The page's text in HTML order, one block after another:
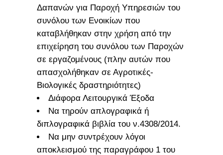
Δαπανών για Παροχή Υπηρεσιών του
συνόλου των Ενοικίων που
καταβλήθηκαν στην χρήση από την
επιχείρηση του συνόλου των Παροχών
σε εργαζομένους (πλην αυτών που
απασχολήθηκαν σε Αγροτικές-
Βιολογικές δραστηριότητες)
Διάφορα Λειτουργικά Έξοδα
Να τηρούν απλογραφικά ή
διπλογραφικά βιβλία του ν.4308/2014.
Να μην συντρέχουν λόγοι
αποκλεισμού της παραγράφου 1 του